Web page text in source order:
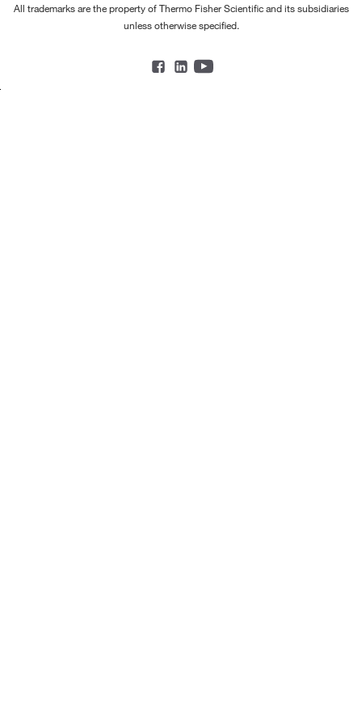
All trademarks are the property of Thermo Fisher Scientific and its subsidiaries
unless otherwise specified.